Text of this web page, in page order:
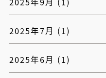
2025年7月 (1)
2025年6月 (1)